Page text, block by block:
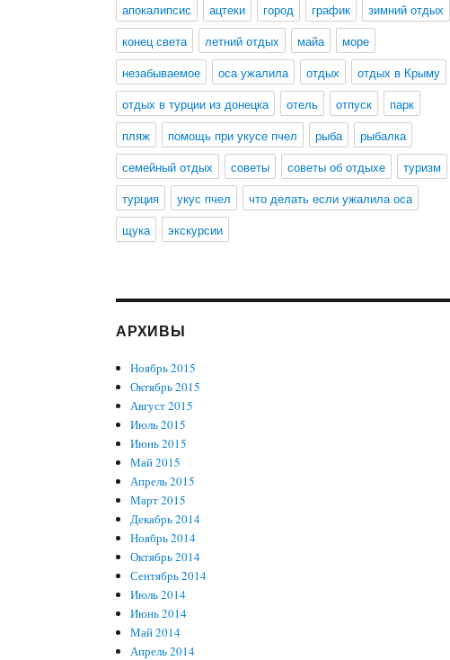
апокалипсис
ацтеки город график
зимний отдых
конец света
летний отдых майа
море
незабываемое
оса ужалила отдых
отдых в Крыму
отдых в турции из донецка
отель отпуск
парк
пляж
помощь при укусе пчел рыба
рыбалка
семейный отдых
советы советы об отдыхе
туризм
турция
укус пчел
что делать если ужалила оса
щука
экскурсии
АРХИВЫ
Ноябрь 2015
Октябрь 2015
Август 2015
Июль 2015
Июнь 2015
Май 2015
Апрель 2015
Март 2015
Декабрь 2014
Ноябрь 2014
Октябрь 2014
Сентябрь 2014
Июль 2014
Июнь 2014
Май 2014
Апрель 2014